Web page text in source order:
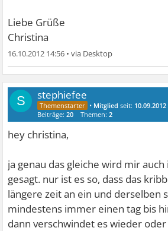
Liebe Grüße
Christina
16.10.2012 14:56 •
S stephiefee
• Mitglied seit: 10.09.2012
Beiträge:20 Themen:2
hey christina,
ja genau das gleiche wird mir
gesagt. nur ist es so, dass das
längere zeit an ein und derselben
mindestens immer einen tag bis
dann verschwindet es wieder